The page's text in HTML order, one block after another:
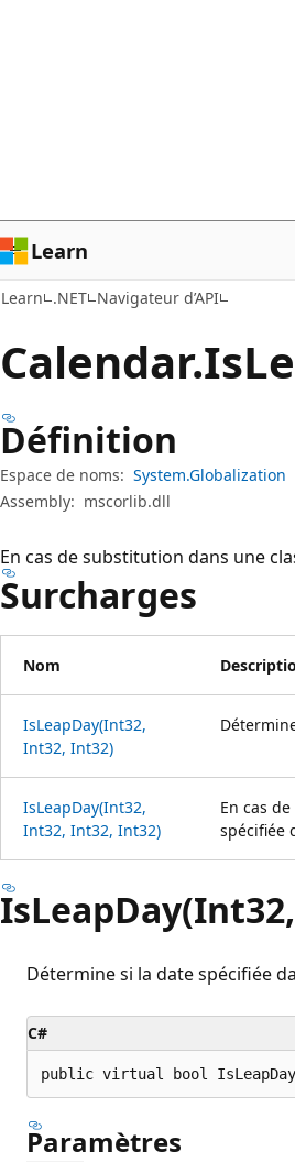
page
Learn
Learn .NET Navigateur d’API
Calendar.Is
Définition
Espace de noms: System.Globalization
Assembly: mscorlib.dll
En cas de substitution dans une
Surcharges
Nom
IsLeapDay(Int32,
Int32, Int32)
IsLeapDay(Int32,
Int32, Int32, Int32)
En cas
spécifiée
Détermine si la date spécifiée
C#
public virtual bool
Paramètres